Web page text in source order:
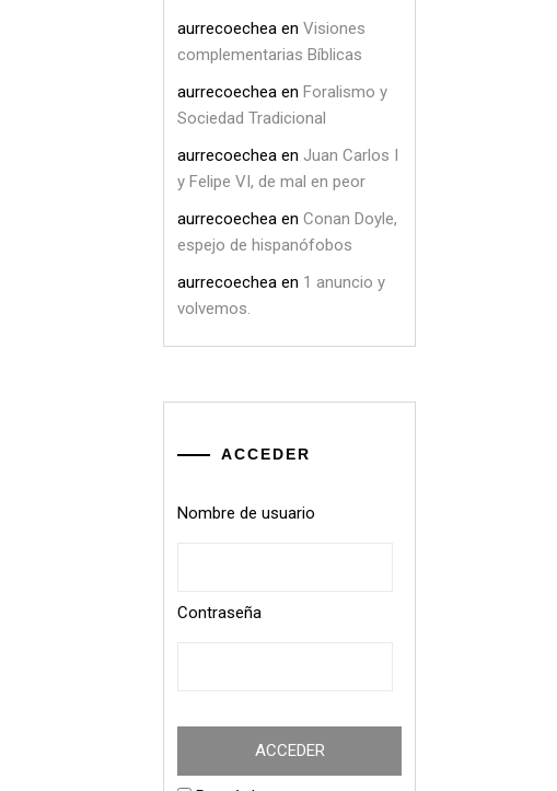
aurrecoechea en Visiones
complementarias Bíblicas
aurrecoechea en Foralismo y
Sociedad Tradicional
aurrecoechea en Juan Carlos I
y Felipe VI, de mal en peor
aurrecoechea en Conan Doyle,
espejo de hispanófobos
aurrecoechea en 1 anuncio y
volvemos.
ACCEDER
Nombre de usuario
Contraseña